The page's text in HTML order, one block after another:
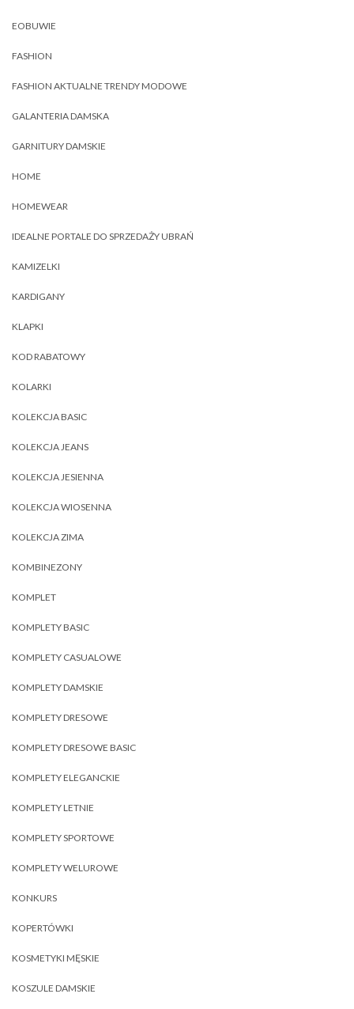
EOBUWIE
FASHION
FASHION AKTUALNE TRENDY MODOWE
GALANTERIA DAMSKA
GARNITURY DAMSKIE
HOME
HOMEWEAR
IDEALNE PORTALE DO SPRZEDAŻY UBRAŃ
KAMIZELKI
KARDIGANY
KLAPKI
KOD RABATOWY
KOLARKI
KOLEKCJA BASIC
KOLEKCJA JEANS
KOLEKCJA JESIENNA
KOLEKCJA WIOSENNA
KOLEKCJA ZIMA
KOMBINEZONY
KOMPLET
KOMPLETY BASIC
KOMPLETY CASUALOWE
KOMPLETY DAMSKIE
KOMPLETY DRESOWE
KOMPLETY DRESOWE BASIC
KOMPLETY ELEGANCKIE
KOMPLETY LETNIE
KOMPLETY SPORTOWE
KOMPLETY WELUROWE
KONKURS
KOPERTÓWKI
KOSMETYKI MĘSKIE
KOSZULE DAMSKIE